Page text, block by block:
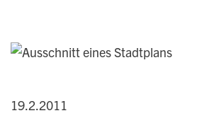
19.2.2011